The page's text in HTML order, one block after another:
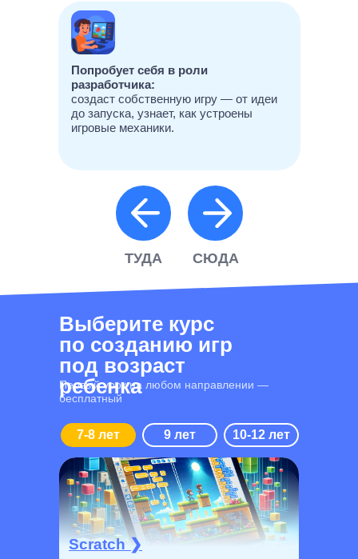
Разовьет логику и системное
мышление:
научится продумывать действия
наперед, работать со сценариями,
данными и алгоритмами.
Попробует себя в роли
разработчика:
создаст собственную игру — от идеи
до запуска, узнает, как устроены
игровые механики.
Прокачает
придумает
визуальное
мыслить как
ТУДА СЮДА
Выберите курс
по созданию игр
под возраст
ребенка
Первый урок на любом направлении —
бесплатный
Scratch ❯
10-12 лет
9 лет
7-8 лет